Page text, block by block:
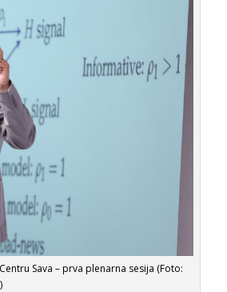
Sava – prva plenarna sesija (Foto: